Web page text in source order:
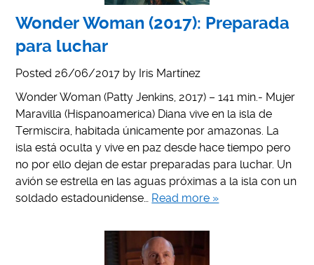
Wonder Woman (2017): Preparada
para luchar
Posted 26/06/2017 by Iris Martínez
Wonder Woman (Patty Jenkins, 2017) – 141 min.- Mujer
Maravilla (Hispanoamerica) Diana vive en la isla de
Termiscira, habitada únicamente por amazonas. La
isla está oculta y vive en paz desde hace tiempo pero
no por ello dejan de estar preparadas para luchar. Un
avión se estrella en las aguas próximas a la isla con un
soldado estadounidense… Read more »